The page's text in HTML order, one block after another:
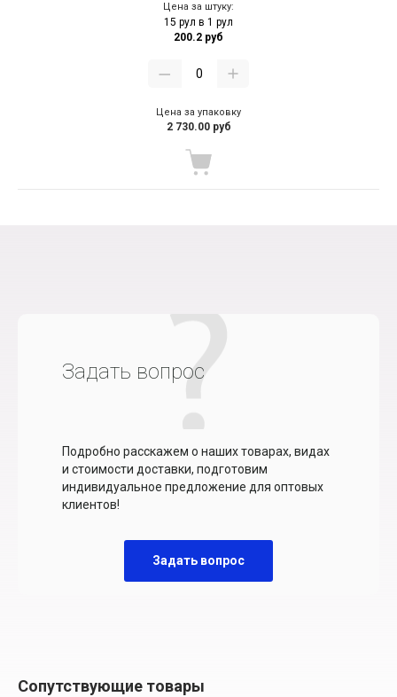
Цена за штуку:
15 рул в 1 рул
200.2 руб
Цена за упаковку
2 730.00 руб
Задать вопрос
Подробно расскажем о наших товарах, видах
и стоимости доставки, подготовим
индивидуальное предложение для оптовых
клиентов!
Задать вопрос
Сопутствующие товары